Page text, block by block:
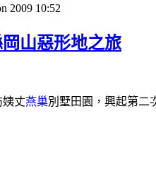
2009 10:52
山惡形地之旅
姨丈燕巢別墅田園，興起第二